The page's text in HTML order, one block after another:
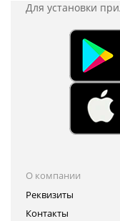
Для установки
О компании
Реквизиты
Контакты